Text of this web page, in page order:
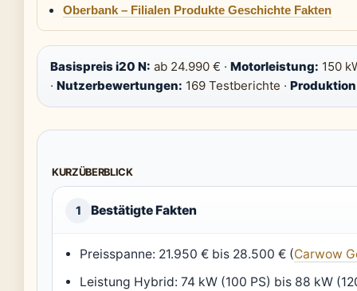
Oberbank – Filialen Produkte Geschichte Fakten
Basispreis i20 N: ab 24.990 € · Motorleistung: 150
· Nutzerbewertungen: 169 Testberichte ·
KURZÜBERBLICK
1 Bestätigte Fakten
Preisspanne: 21.950 € bis 28.500 € (Carwow
Leistung Hybrid: 74 kW (100 PS) bis 88 kW